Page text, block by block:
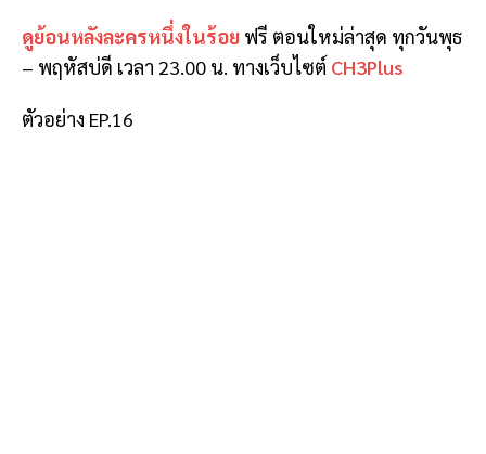
ดูย้อนหลังละครหนึ่งในร้อย ฟรี ตอนใหม่ล่าสุด ทุกวันพุธ
– พฤหัสบ่ดี เวลา 23.00 น. ทางเว็บไซต์ CH3Plus
ตัวอย่าง EP.16